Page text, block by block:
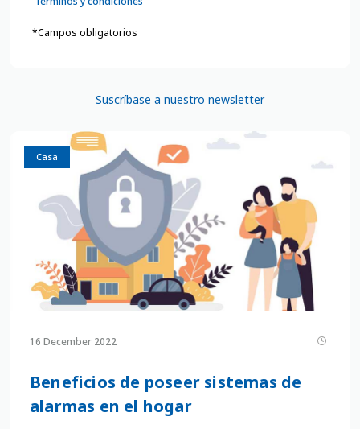
*Campos obligatorios
Suscríbase a nuestro newsletter
Casa
16 December 2022
Beneficios de poseer sistemas de
alarmas en el hogar